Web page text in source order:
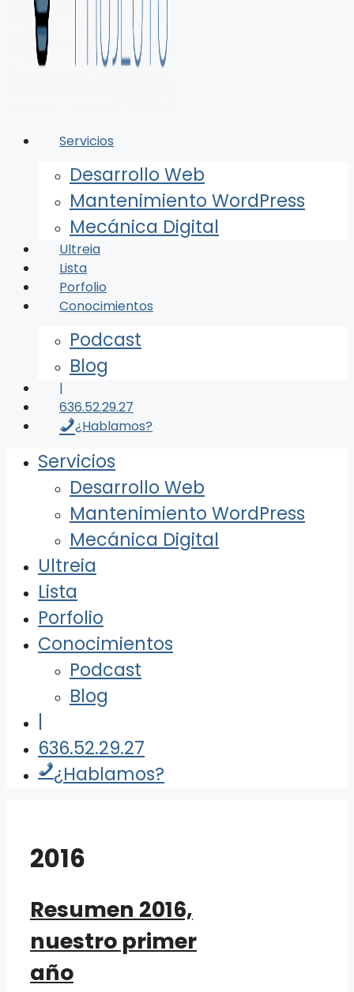
Servicios
Desarrollo Web
Mantenimiento WordPress
Mecánica Digital
Ultreia
Lista
Porfolio
Conocimientos
Podcast
Blog
|
636.52.29.27
¿Hablamos?
Servicios
Desarrollo Web
Mantenimiento WordPress
Mecánica Digital
Ultreia
Lista
Porfolio
Conocimientos
Podcast
Blog
|
636.52.29.27
¿Hablamos?
2016
Resumen 2016,
nuestro primer
año